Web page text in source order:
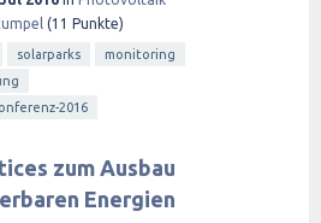
(11 Punkte)
solarparks
monitoring
2016
zum Ausbau
Energien